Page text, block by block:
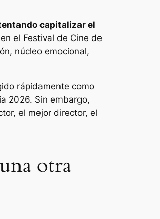
capitalizar el
el Festival de Cine de
núcleo emocional,
rápidamente como
2026. Sin embargo,
el mejor director, el
otra